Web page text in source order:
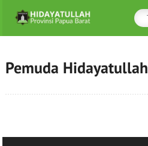
Pemuda Hidayatullah